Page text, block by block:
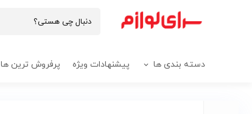
دسته بندی ها پیشنهادات ویژه پرفروش ترین ها